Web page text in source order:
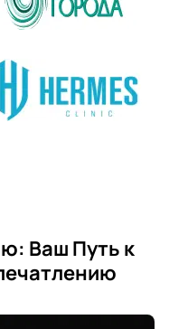
Ваш Путь к